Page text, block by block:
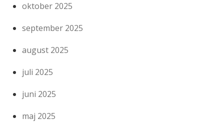
oktober 2025
september 2025
august 2025
juli 2025
juni 2025
maj 2025